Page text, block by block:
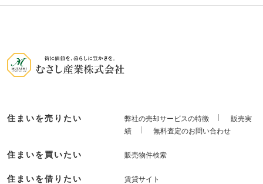
住まいを売りたい 弊社の売却サービスの特徴
販売実
績
無料査定のお問い合わせ
住まいを買いたい 販売物件検索
住まいを借りたい 賃貸サイト